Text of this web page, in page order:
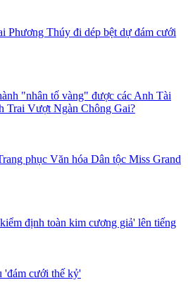
Phương Thúy đi dép bệt dự đám cưới
"nhân tố vàng" được các Anh Tài
Trai Vượt Ngàn Chông Gai?
phục Văn hóa Dân tộc Miss Grand
định toàn kim cương giả' lên tiếng
'đám cưới thế kỷ'